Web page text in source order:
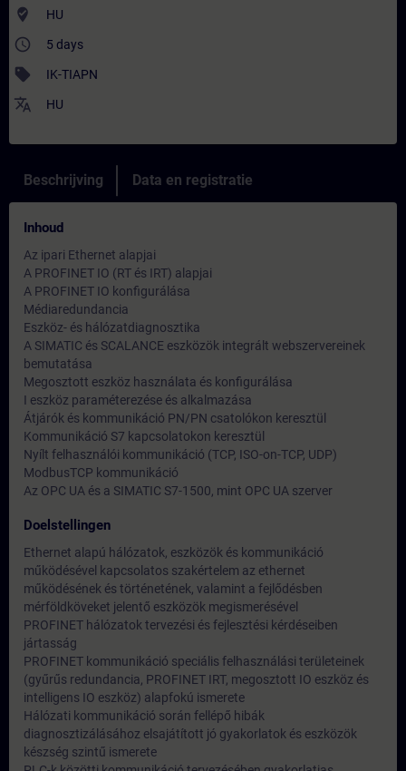
where_to_vote HU
access_time 5 days
sell IK-TIAPN
translate HU
Beschrijving Data en registratie
Inhoud
Az ipari Ethernet alapjai
A PROFINET IO (RT és IRT) alapjai
A PROFINET IO konfigurálása
Médiaredundancia
Eszköz- és hálózatdiagnosztika
A SIMATIC és SCALANCE eszközök integrált webszervereinek
bemutatása
Megosztott eszköz használata és konfigurálása
I eszköz paraméterezése és alkalmazása
Átjárók és kommunikáció PN/PN csatolókon keresztül
Kommunikáció S7 kapcsolatokon keresztül
Nyílt felhasználói kommunikáció (TCP, ISO-on-TCP, UDP)
ModbusTCP kommunikáció
Az OPC UA és a SIMATIC S7-1500, mint OPC UA szerver
Doelstellingen
Ethernet alapú hálózatok, eszközök és kommunikáció
működésével kapcsolatos szakértelem az ethernet
működésének és történetének, valamint a fejlődésben
mérföldköveket jelentő eszközök megismerésével
PROFINET hálózatok tervezési és fejlesztési kérdéseiben
jártasság
PROFINET kommunikáció speciális felhasználási területeinek
(gyűrűs redundancia, PROFINET IRT, megosztott IO eszköz és
intelligens IO eszköz) alapfokú ismerete
Hálózati kommunikáció során fellépő hibák
diagnosztizálásához elsajátított jó gyakorlatok és eszközök
készség szintű ismerete